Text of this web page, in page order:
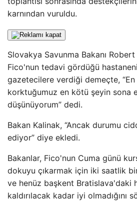
karnından vuruldu.
Slovakya Savunma Bakanı
Fico'nun tedavi gördüğü
gazetecilere verdiği demeçte, “En
korktuğumuz en kötü şeyin sona
düşünüyorum” dedi.
Bakan Kalinak, “Ancak durumu
ediyor” diye ekledi.
Bakanlar, Fico'nun Cuma günü
dokuyu çıkarmak için iki saatlik
ve henüz başkent Bratislava'daki
kaldırılacak kadar iyi olmadığını